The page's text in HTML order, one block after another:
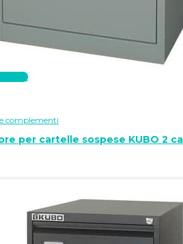
complementi
per cartelle sospese KUBO 2